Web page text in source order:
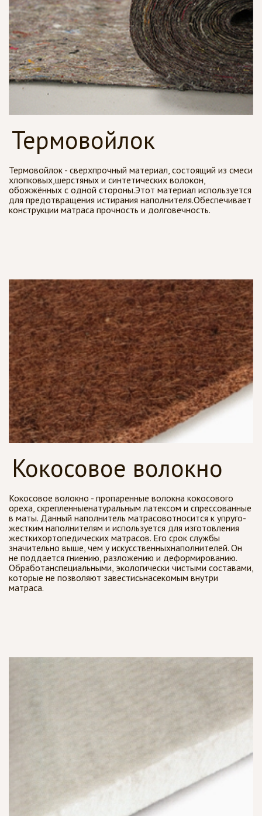
Термовойлок
Термовойлок - сверхпрочный материал, состоящий из смеси
хлопковых,шерстяных и синтетических волокон,
обожжённых с одной стороны.Этот материал используется
для предотвращения истирания наполнителя.Обеспечивает
конструкции матраса прочность и долговечность.
Кокосовое волокно
Кокосовое волокно - пропаренные волокна кокосового
ореха, скрепленныенатуральным латексом и спрессованные
в маты. Данный наполнитель матрасовотносится к упруго-
жестким наполнителям и используется для изготовления
жесткихортопедических матрасов. Его срок службы
значительно выше, чем у искусственныхнаполнителей. Он
не поддается гниению, разложению и деформированию.
Обработанспециальными, экологически чистыми составами,
которые не позволяют завестисьнасекомым внутри
матраса.